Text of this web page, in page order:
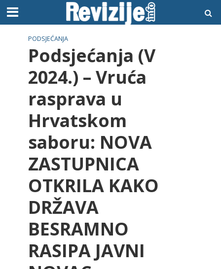
PODSJEĆANJA
Podsjećanja (V
2024.) – Vruća
rasprava u
Hrvatskom
saboru: NOVA
ZASTUPNICA
OTKRILA KAKO
DRŽAVA
BESRAMNO
RASIPA JAVNI